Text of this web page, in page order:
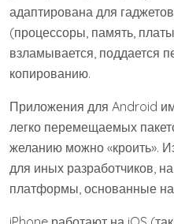
адаптирована для
(процессоры, память,
взламывается, поддается
копированию.
Приложения для Android
легко перемещаемых
желанию можно «кроить».
для иных разработчиков,
платформы, основанные на